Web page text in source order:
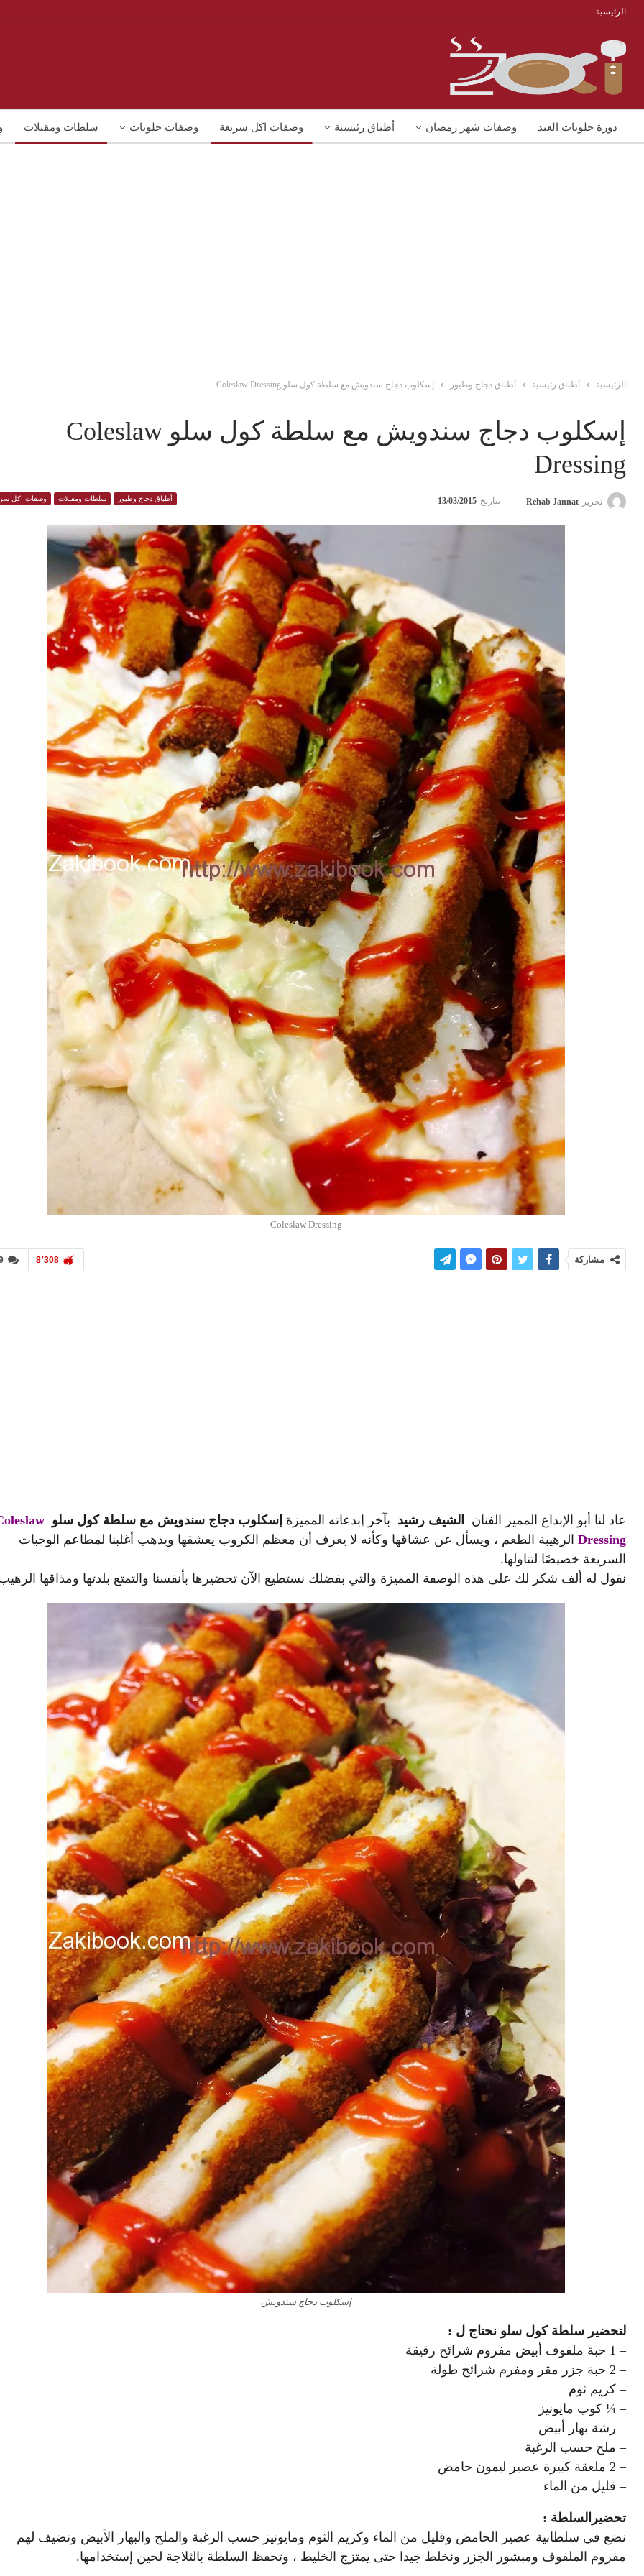
الرئيسية
دورة حلويات العيد وصفات شهر رمضان أطباق رئيسية وصفات اكل سريعة وصفات حلويات سلطات ومقبلات
الرئيسية أطباق رئيسية أطباق دجاج وطيور إسكلوب دجاج سندويش مع سلطة كول سلو Coleslaw Dressing
إسكلوب دجاج سندويش مع سلطة كول سلو Coleslaw
Dressing
أطباق دجاج وطيور سلطات ومقبلات وصفات اكل تحرير Rehab Jannat بتاريخ 13/03/2015
Coleslaw Dressing
8٬308 مشاركة
عاد لنا أبو الإبداع المميز الفنان الشيف رشيد بآخر إبدعاته المميزة إسكلوب دجاج سندويش مع سلطة كول سلو
Dressing الرهيبة الطعم ، ويسأل عن عشاقها وكأنه لا يعرف أن معظم الكروب يعشقها ويذهب أغلبنا لمطاعم الوجبات
السريعة خصيصًا لتناولها.
نقول له ألف شكر لك على هذه الوصفة المميزة والتي بفضلك نستطيع الآن تحضيرها بأنفسنا والتمتع بلذتها ومذاقها
إسكلوب دجاج سندويش
لتحضير سلطة كول سلو نحتاج ل :
– 1 حبة ملفوف أبيض مفروم شرائح رقيقة
– 2 حبة جزر مقر ومفرم شرائح طولة
– كريم ثوم
– ¼ كوب مايونيز
– رشة بهار أبيض
– ملح حسب الرغبة
– 2 ملعقة كبيرة عصير ليمون حامض
– قليل من الماء
تحضيرالسلطة :
نضع في سلطانية عصير الحامض وقليل من الماء وكريم الثوم ومايونيز حسب الرغبة والملح والبهار الأبيض ونضيف لهم
مفروم الملفوف ومبشور الجزر ونخلط جيدا حتى يمتزج الخليط ، وتحفظ السلطة بالثلاجة لحين إستخدامها.